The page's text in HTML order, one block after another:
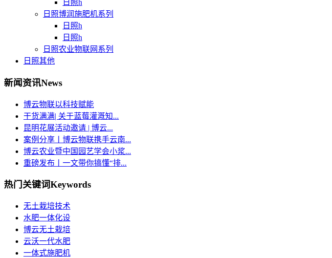
日照h
日照博润施肥机系列
日照h
日照h
日照农业物联网系列
日照其他
新闻资讯News
博云物联以科技赋能
干货满满| 关于蓝莓灌溉知...
昆明花展活动邀请 | 博云...
案例分享丨博云物联携手云南...
博云农业暨中国园艺学会小浆...
重磅发布丨一文带你搞懂“排...
热门关键词Keywords
无土栽培技术
水肥一体化设
博云无土栽培
云沃一代水肥
一体式施肥机